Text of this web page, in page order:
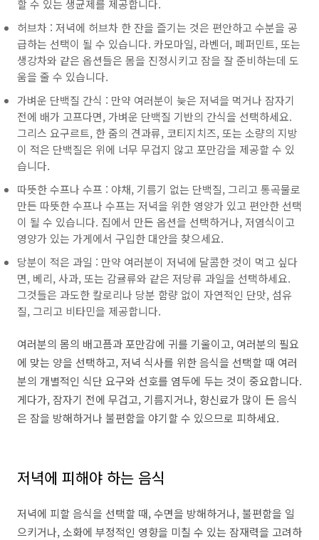
할 수 있는 생균제를 제공합니다.
허브차 : 저녁에 허브차 한 잔을 즐기는 것은 편안하고 수분을 공
급하는 선택이 될 수 있습니다. 카모마일, 라벤더, 페퍼민트, 또는
생강차와 같은 옵션들은 몸을 진정시키고 잠을 잘 준비하는데 도
움을 줄 수 있습니다.
가벼운 단백질 간식 : 만약 여러분이 늦은 저녁을 먹거나 잠자기
전에 배가 고프다면, 가벼운 단백질 기반의 간식을 선택하세요.
그리스 요구르트, 한 줌의 견과류, 코티지치즈, 또는 소량의 지방
이 적은 단백질은 위에 너무 무겁지 않고 포만감을 제공할 수 있
습니다.
따뜻한 수프나 수프 : 야채, 기름기 없는 단백질, 그리고 통곡물로
만든 따뜻한 수프나 수프는 저녁을 위한 영양가 있고 편안한 선택
이 될 수 있습니다. 집에서 만든 옵션을 선택하거나, 저염식이고
영양가 있는 가게에서 구입한 대안을 찾으세요.
당분이 적은 과일 : 만약 여러분이 저녁에 달콤한 것이 먹고 싶다
면, 베리, 사과, 또는 감귤류와 같은 저당류 과일을 선택하세요.
그것들은 과도한 칼로리나 당분 함량 없이 자연적인 단맛, 섬유
질, 그리고 비타민을 제공합니다.
여러분의 몸의 배고픔과 포만감에 귀를 기울이고, 여러분의 필요
에 맞는 양을 선택하고, 저녁 식사를 위한 음식을 선택할 때 여러
분의 개별적인 식단 요구와 선호를 염두에 두는 것이 중요합니다.
게다가, 잠자기 전에 무겁고, 기름지거나, 향신료가 많이 든 음식
은 잠을 방해하거나 불편함을 야기할 수 있으므로 피하세요.
저녁에 피해야 하는 음식
저녁에 피할 음식을 선택할 때, 수면을 방해하거나, 불편함을 일
으키거나, 소화에 부정적인 영향을 미칠 수 있는 잠재력을 고려하